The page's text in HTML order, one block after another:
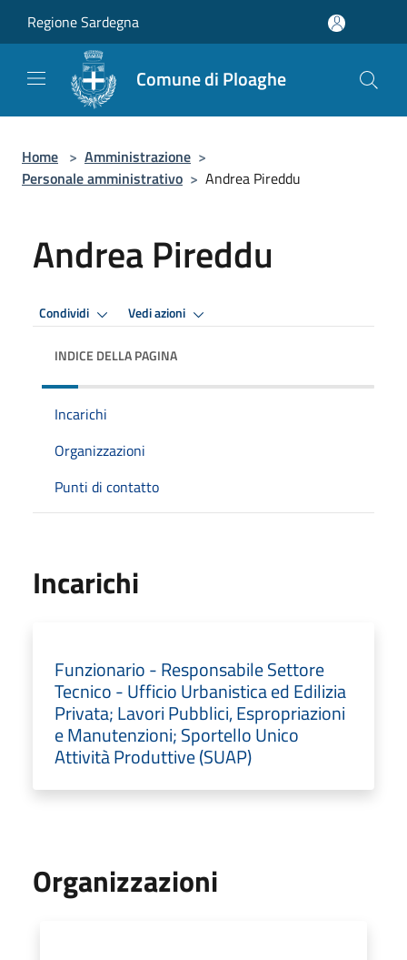
Regione Sardegna
Comune di Ploaghe
Home > Amministrazione >
Personale amministrativo > Andrea Pireddu
Andrea Pireddu
Condividi Vedi azioni
INDICE DELLA PAGINA
Incarichi
Organizzazioni
Punti di contatto
Incarichi
Funzionario - Responsabile Settore
Tecnico - Ufficio Urbanistica ed Edilizia
Privata; Lavori Pubblici, Espropriazioni
e Manutenzioni; Sportello Unico
Attività Produttive (SUAP)
Organizzazioni